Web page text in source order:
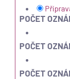
POČET
POČET
POČET